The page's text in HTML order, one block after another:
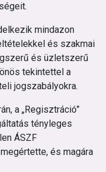
mindazon
és szakmai
és üzletszerű
tekintettel a
jogszabályokra.
a „Regisztráció”
tényleges
ÁSZF
és magára